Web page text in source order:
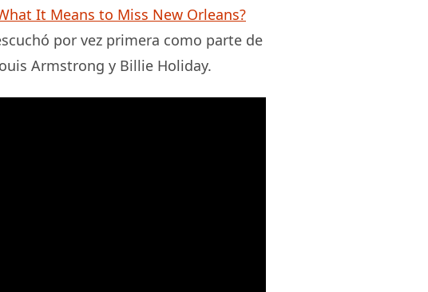
It Means to Miss New Orleans?
por vez primera como parte de
Armstrong y Billie Holiday.